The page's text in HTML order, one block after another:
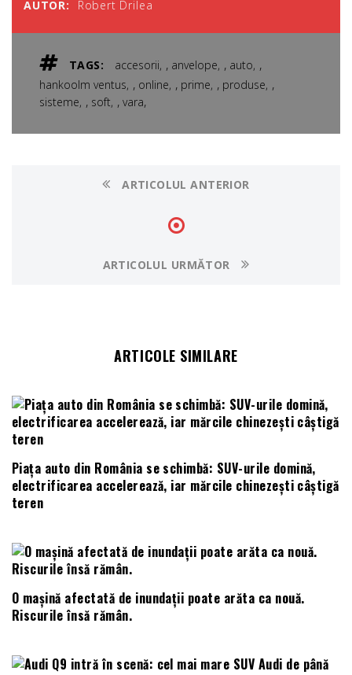
AUTOR: Robert Drilea
TAGS: accesorii , anvelope , auto ,
hankoolm ventus , online , prime , produse ,
sisteme , soft , vara,
ARTICOLUL ANTERIOR
ARTICOLUL URMĂTOR
ARTICOLE SIMILARE
Piața auto din România se schimbă: SUV-urile domină,
electrificarea accelerează, iar mărcile chinezești câștigă
teren
O mașină afectată de inundații poate arăta ca nouă.
Riscurile însă rămân.